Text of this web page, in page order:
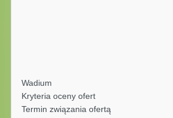
Wadium
Kryteria oceny ofert
Termin związania ofertą